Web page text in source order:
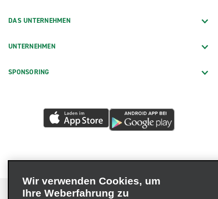
DAS UNTERNEHMEN
UNTERNEHMEN
SPONSORING
Wir verwenden Cookies, um
Ihre Weberfahrung zu